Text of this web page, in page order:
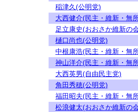
稲津久(公明党)
大西健介(民主・維新・無
足立康史(おおさか維新の
樋口尚也(公明党)
中根康浩(民主・維新・無
神山洋介(民主・維新・無
大西英男(自由民主党)
角田秀穂(公明党)
福田昭夫(民主・維新・無
松浪健太(おおさか維新の